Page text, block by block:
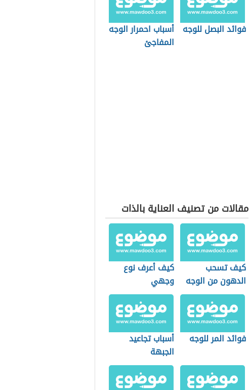
فوائد البصل للوجه أسباب احمرار الوجه
المفاجئ
مقالات من تصنيف العناية بالذات
كيف تسحب
الدهون من الوجه
كيف أعرف نوع
وجهي
فوائد المر للوجه
أسباب تجاعيد
الجبهة